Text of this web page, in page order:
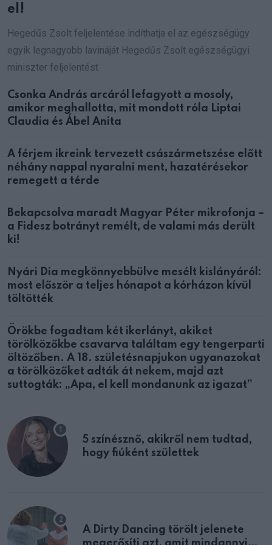
el!
Hegedűs Zsolt feljelentése indíthatja el az egészségügy
egyik legnagyobb lavináját Hegedűs Zsolt egészségügyi
miniszter feljelentést
Csonka András arcáról lefagyott a mosoly,
amikor meghallotta, mit mondott róla Liptai
Claudia és Ábel Anita
A férjem ikreink tervezett császármetszése előtt
néhány nappal nyaralni ment, hazatérésekor
remegett a térde
Bekapcsolva maradt Magyar Péter mikrofonja –
a Fidesz botrányt remélt, de valami más derült
ki!
Nyári Dia megkönnyebbülve mesélt kislányáról:
most először a teljes hónapot a kórházon kívül
töltötték
Örökbe fogadtam két ikerlányt, akiket
törölközőkbe csavarva találtam egy tengerparti
öltözőben. A 18. születésnapjukon ugyanazokat
a törölközőket adták át nekem, majd azt
suttogták: „Apa, el kell mondanunk az igazat”
5 színésznő, akikről nem tudtad,
hogy fiúként születtek
A Dirty Dancing törölt jelenete